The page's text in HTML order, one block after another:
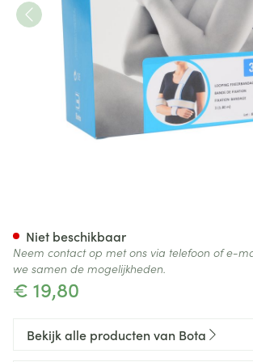
€ 19,80
Niet beschikbaar
Neem contact op met ons via telefoon of e-
we samen de mogelijkheden.
Bekijk alle producten van Bota